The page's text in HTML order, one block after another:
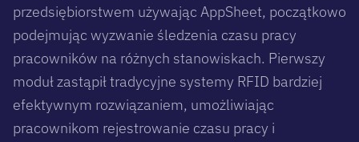
przedsiębiorstwem używając AppSheet, początkowo
podejmując wyzwanie śledzenia czasu pracy
pracowników na różnych stanowiskach. Pierwszy
moduł zastąpił tradycyjne systemy RFID bardziej
efektywnym rozwiązaniem, umożliwiając
pracownikom rejestrowanie czasu pracy i